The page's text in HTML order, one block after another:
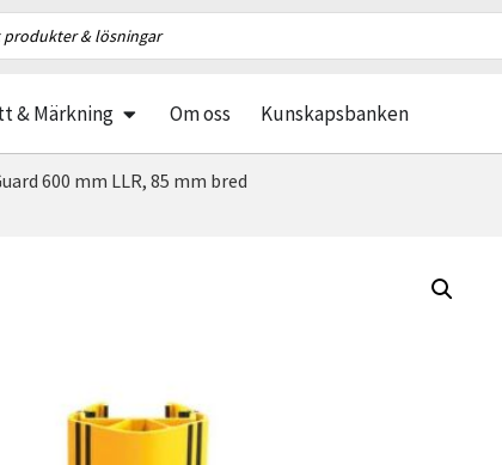
& Märkning Om oss Kunskapsbanken
600 mm LLR, 85 mm bred